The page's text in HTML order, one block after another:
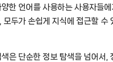
한 언어를 사용하는 사용자들
모두가 손쉽게 지식에 접근할
은 단순한 정보 탐색을 넘어서